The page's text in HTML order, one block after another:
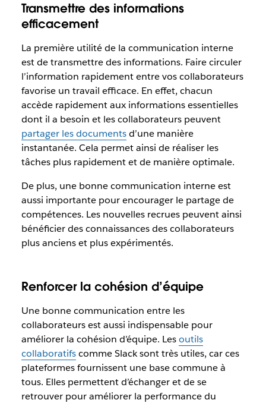
Transmettre des informations
efficacement
La première utilité de la communication interne
est de transmettre des informations. Faire circuler
l’information rapidement entre vos collaborateurs
favorise un travail efficace. En effet, chacun
accède rapidement aux informations essentielles
dont il a besoin et les collaborateurs peuvent
partager les documentsd’une manière
instantanée. Cela permet ainsi de réaliser les
tâches plus rapidement et de manière optimale.
De plus, une bonne communication interne est
aussi importante pour encourager le partage de
compétences. Les nouvelles recrues peuvent ainsi
bénéficier des connaissances des collaborateurs
plus anciens et plus expérimentés.
Renforcer la cohésion d’équipe
Une bonne communication entre les
collaborateurs est aussi indispensable pour
améliorer la cohésion d’équipe. Lesoutils
collaboratifscomme Slack sont très utiles, car ces
plateformes fournissent une base commune à
tous. Elles permettent d’échanger et de se
retrouver pour améliorer la performance du